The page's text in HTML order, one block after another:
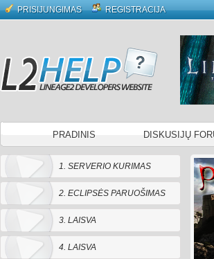
PRISIJUNGIMAS REGISTRACIJA
PRADINIS DISKUSIJŲ
1. SERVERIO KURIMAS
2. ECLIPSĖS PARUOŠIMAS
3. LAISVA
4. LAISVA